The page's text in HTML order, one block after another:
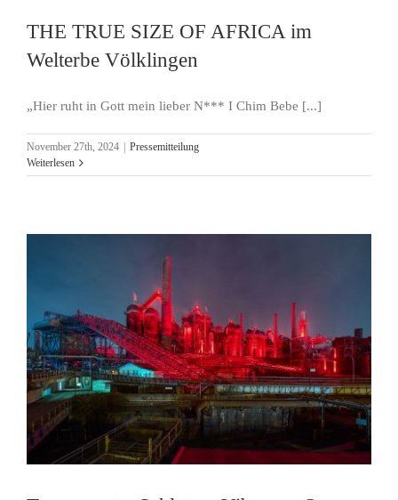
THE TRUE SIZE OF AFRICA im
Welterbe Völklingen
„Hier ruht in Gott mein lieber N*** I Chim Bebe [...]
November 27th, 2024
Pressemitteilung
Weiterlesen